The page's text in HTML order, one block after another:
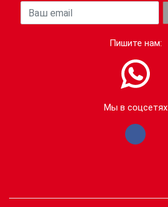
Ваша почта
Пишите нам:
Мы в соцсетях